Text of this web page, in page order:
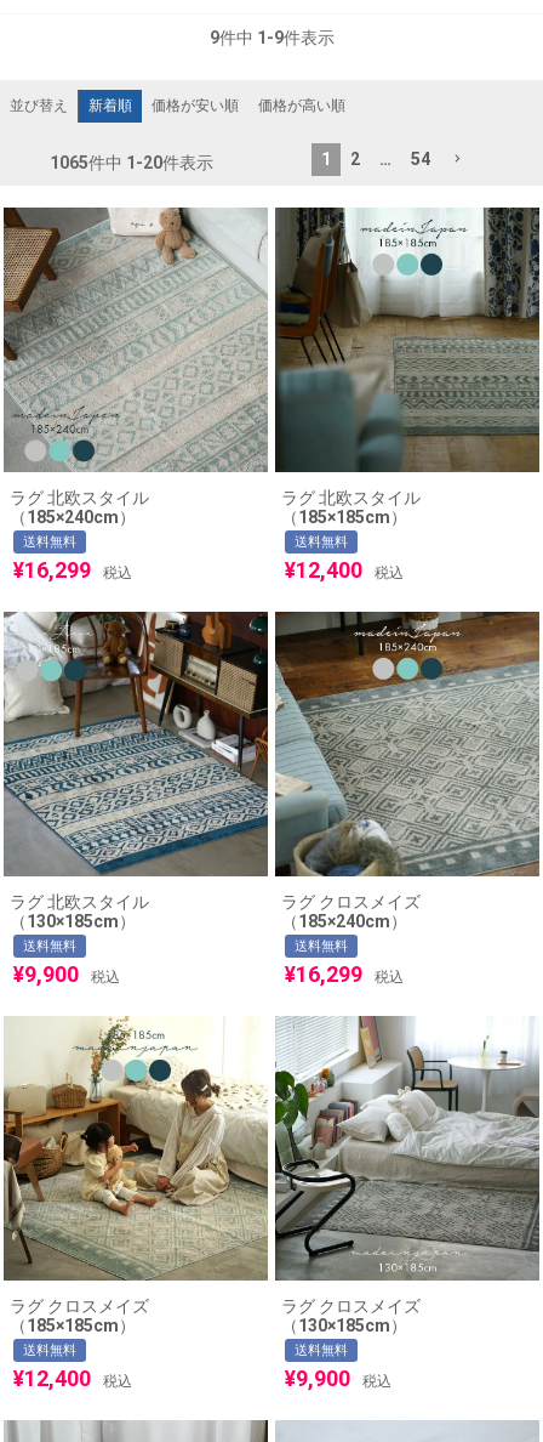
9件中 1-9件表示
並び替え 新着順 価格が安い順 価格が高い順
1065件中 1 -20件表示 1 2 … 54
ラグ 北欧スタイル
（185×240cm）
送料無料
¥16,299 税込
ラグ 北欧スタイル
（185×185cm）
送料無料
¥12,400 税込
ラグ 北欧スタイル
（130×185cm）
送料無料
¥9,900 税込
ラグ クロスメイズ
（185×240cm）
送料無料
¥16,299 税込
ラグ クロスメイズ
（185×185cm）
送料無料
¥12,400 税込
ラグ クロスメイズ
（130×185cm）
送料無料
¥9,900 税込